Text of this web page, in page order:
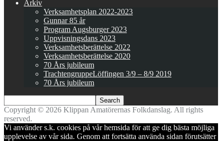
Arkiv
Verksamhetsplan 2022-2023
Gunnar 85 år
Program Augsburger 2023
Uppvisningsdans 2023
Verksamhetsberättelse 2022
Verksamhetsberättelse 2020
70 Års jubileum
TrachtengruppeLöffingen 3/9 – 8/9 2019
70 Års jubileum
Copyright © 2026 Klippan Amatörernas Folkdanslag. All rights
reserved.
Vi använder s.k. cookies på vår hemsida för att ge dig bästa möjliga
upplevelse av vår sida. Genom att fortsätta använda sidan förutsätter